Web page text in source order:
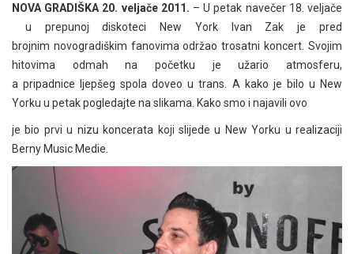
NOVA GRADIŠKA 20. veljače 2011. – U petak navečer 18. veljače
u prepunoj diskoteci New York Ivan Zak je pred
brojnim novogradiškim fanovima održao trosatni koncert. Svojim
hitovima odmah na početku je užario atmosferu,
a pripadnice ljepšeg spola doveo u trans. A kako je bilo u New
Yorku u petak pogledajte na slikama. Kako smo i najavili ovo
je bio prvi u nizu koncerata koji slijede u New Yorku u realizaciji
Berny Music Medie.